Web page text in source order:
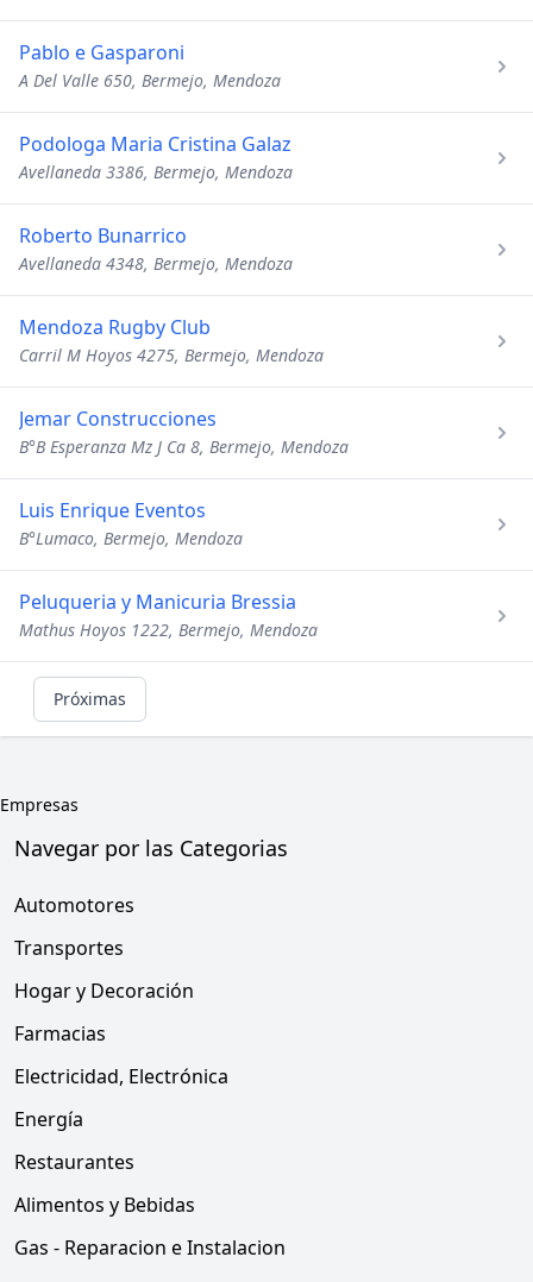
Pablo e Gasparoni
A Del Valle 650, Bermejo, Mendoza
Podologa Maria Cristina Galaz
Avellaneda 3386, Bermejo, Mendoza
Roberto Bunarrico
Avellaneda 4348, Bermejo, Mendoza
Mendoza Rugby Club
Carril M Hoyos 4275, Bermejo, Mendoza
Jemar Construcciones
B°B Esperanza Mz J Ca 8, Bermejo, Mendoza
Luis Enrique Eventos
B°Lumaco, Bermejo, Mendoza
Peluqueria y Manicuria Bressia
Mathus Hoyos 1222, Bermejo, Mendoza
Próximas
Empresas
Navegar por las Categorias
Automotores
Transportes
Hogar y Decoración
Farmacias
Electricidad, Electrónica
Energía
Restaurantes
Alimentos y Bebidas
Gas - Reparacion e Instalacion